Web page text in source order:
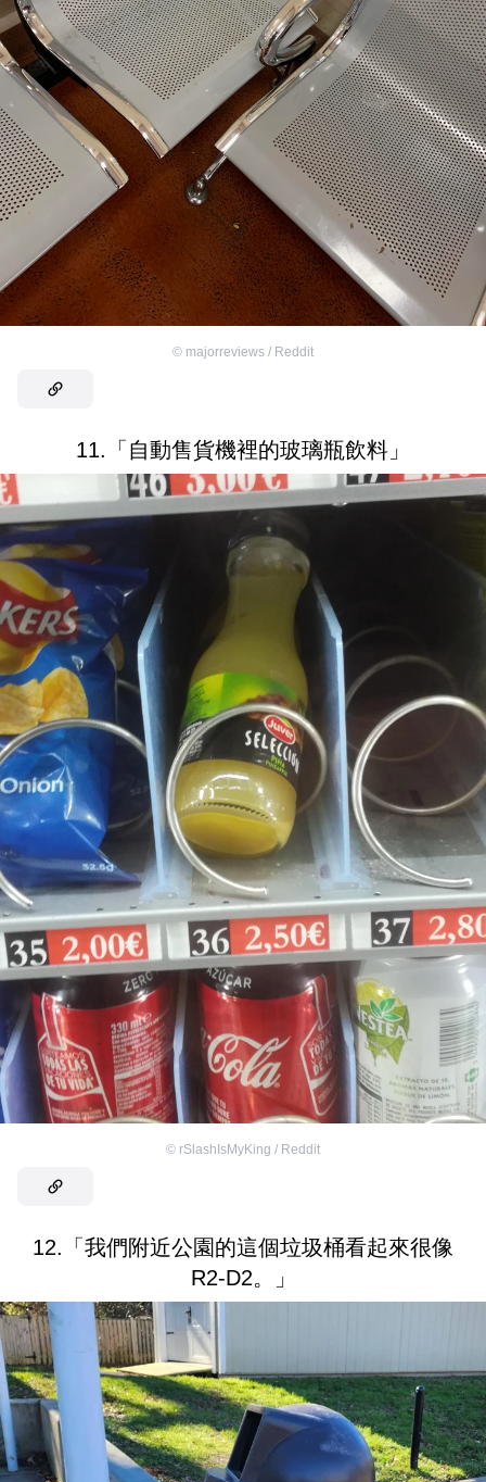
© majorreviews / Reddit
11.「自動售貨機裡的玻璃瓶飲料」
© rSlashIsMyKing / Reddit
12.「我們附近公園的這個垃圾桶看起來很像
R2-D2。」